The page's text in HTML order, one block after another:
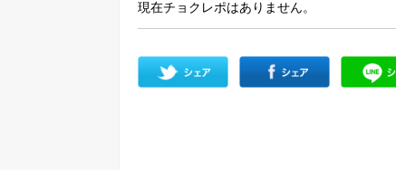
現在チョクレポはありません。